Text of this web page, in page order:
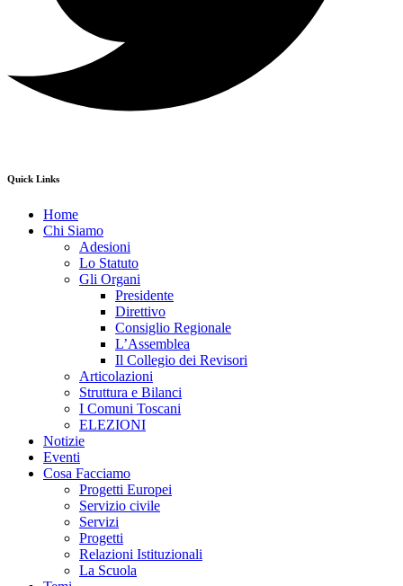
Quick Links
Home
Chi Siamo
Adesioni
Lo Statuto
Gli Organi
Presidente
Direttivo
Consiglio Regionale
L’Assemblea
Il Collegio dei Revisori
Articolazioni
Struttura e Bilanci
I Comuni Toscani
ELEZIONI
Notizie
Eventi
Cosa Facciamo
Progetti Europei
Servizio civile
Servizi
Progetti
Relazioni Istituzionali
La Scuola